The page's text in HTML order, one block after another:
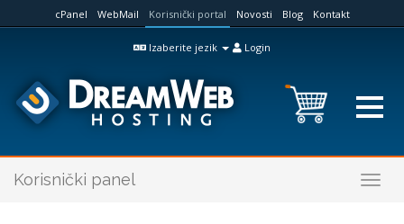
cPanel WebMail Korisnički portal Novosti Blog Kontakt
Izaberite jezik Login
Korisnički panel